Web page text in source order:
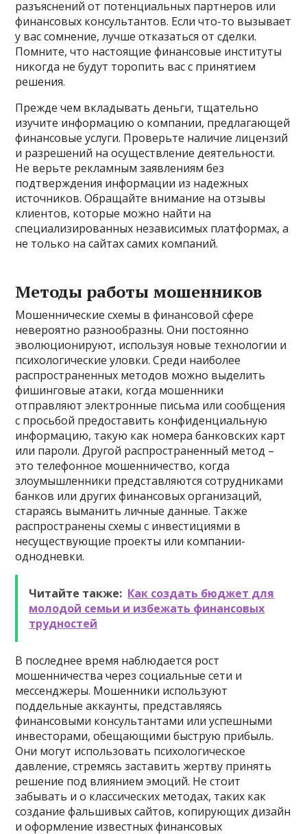
разъяснений от потенциальных партнеров или
финансовых консультантов. Если что-то вызывает
у вас сомнение, лучше отказаться от сделки.
Помните, что настоящие финансовые институты
никогда не будут торопить вас с принятием
решения.
Прежде чем вкладывать деньги, тщательно
изучите информацию о компании, предлагающей
финансовые услуги. Проверьте наличие лицензий
и разрешений на осуществление деятельности.
Не верьте рекламным заявлениям без
подтверждения информации из надежных
источников. Обращайте внимание на отзывы
клиентов, которые можно найти на
специализированных независимых платформах, а
не только на сайтах самих компаний.
Методы работы мошенников
Мошеннические схемы в финансовой сфере
невероятно разнообразны. Они постоянно
эволюционируют, используя новые технологии и
психологические уловки. Среди наиболее
распространенных методов можно выделить
фишинговые атаки, когда мошенники
отправляют электронные письма или сообщения
с просьбой предоставить конфиденциальную
информацию, такую как номера банковских карт
или пароли. Другой распространенный метод –
это телефонное мошенничество, когда
злоумышленники представляются сотрудниками
банков или других финансовых организаций,
стараясь выманить личные данные. Также
распространены схемы с инвестициями в
несуществующие проекты или компании-
однодневки.
Читайте также: Как создать бюджет для
молодой семьи и избежать финансовых
трудностей
В последнее время наблюдается рост
мошенничества через социальные сети и
мессенджеры. Мошенники используют
поддельные аккаунты, представляясь
финансовыми консультантами или успешными
инвесторами, обещающими быструю прибыль.
Они могут использовать психологическое
давление, стремясь заставить жертву принять
решение под влиянием эмоций. Не стоит
забывать и о классических методах, таких как
создание фальшивых сайтов, копирующих дизайн
и оформление известных финансовых